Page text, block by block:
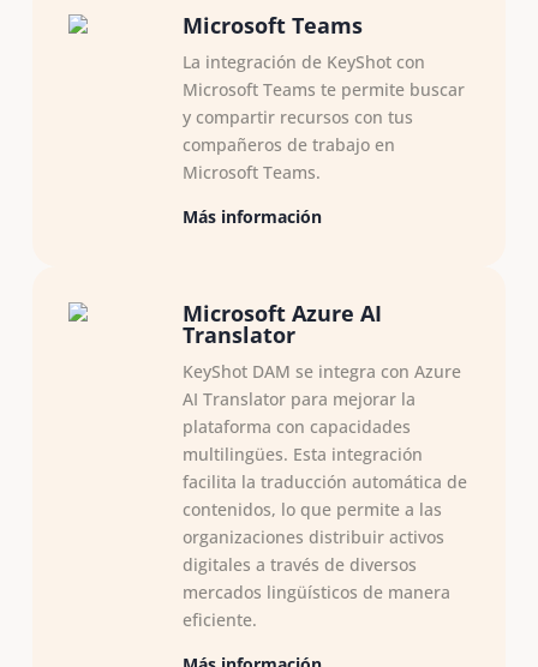
Microsoft Teams
La integración de KeyShot con
Microsoft Teams te permite buscar
y compartir recursos con tus
compañeros de trabajo en
Microsoft Teams.
Más información
Microsoft Azure AI
Translator
KeyShot DAM se integra con Azure
AI Translator para mejorar la
plataforma con capacidades
multilingües. Esta integración
facilita la traducción automática de
contenidos, lo que permite a las
organizaciones distribuir activos
digitales a través de diversos
mercados lingüísticos de manera
eficiente.